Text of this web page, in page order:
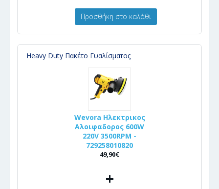
Προσθήκη στο καλάθι
Heavy Duty Πακέτο Γυαλίσματος
Wevora Ηλεκτρικος
Αλοιφαδορος 600W
220V 3500RPM -
729258010820
49,90€
+